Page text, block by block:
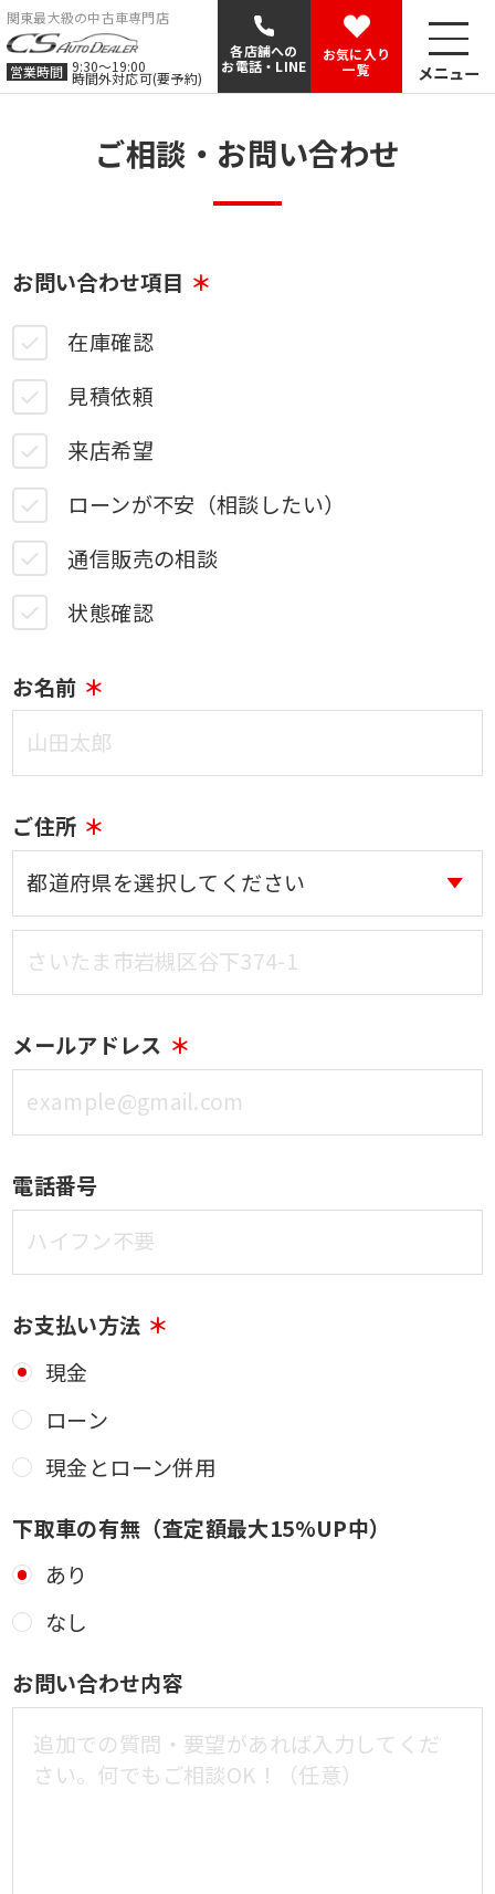
関東最大級の中古車専門店
営業時間 9:30〜19:00
時間外対応可(要予約)
各店舗への
お電話・LINE
お気に入り
一覧
メニュー
ご相談・お問い合わせ
お問い合わせ項目
在庫確認
見積依頼
来店希望
ローンが不安（相談したい）
通信販売の相談
状態確認
お名前
ご住所
メールアドレス
電話番号
お支払い方法
現金
ローン
現金とローン併用
下取車の有無（査定額最大15%UP中）
あり
なし
お問い合わせ内容